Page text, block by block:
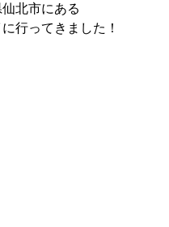
北市にある
行ってきました！